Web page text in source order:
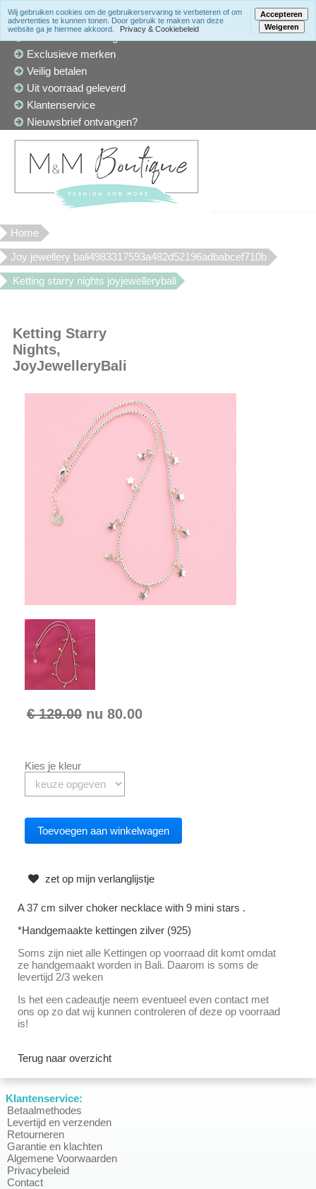
Winkel in Den Haag
Exclusieve merken
Veilig betalen
Uit voorraad geleverd
Klantenservice
Nieuwsbrief ontvangen?
Home
Joy jewellery bali4983317593a482d52196adbabcef710b
Ketting starry nights joyjewellerybali
Ketting Starry
Nights,
JoyJewelleryBali
€ 129.00 nu 80.00
Kies je kleur
zet op mijn verlanglijstje
A 37 cm silver choker necklace with 9 mini stars .
*Handgemaakte kettingen zilver (925)
Soms zijn niet alle Kettingen op voorraad dit komt omdat
ze handgemaakt worden in Bali. Daarom is soms de
levertijd 2/3 weken
Is het een cadeautje neem eventueel even contact met
ons op zo dat wij kunnen controleren of deze op voorraad
is!
Terug naar overzicht
Klantenservice:
Betaalmethodes
Levertijd en verzenden
Retourneren
Garantie en klachten
Algemene Voorwaarden
Privacybeleid
Contact
Wij gebruiken cookies om de gebruikerservaring te verbeteren of om
advertenties te kunnen tonen. Door gebruik te maken van deze
website ga je hiermee akkoord.
Privacy & Cookiebeleid
Accepteren
Weigeren